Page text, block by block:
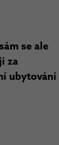
se ale
za
ubytování